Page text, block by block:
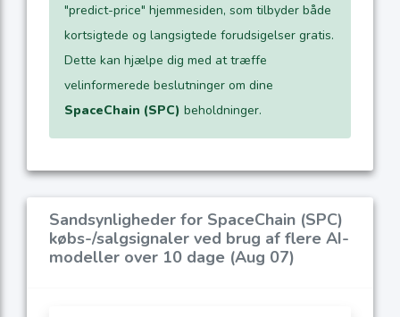
"predict-price" hjemmesiden, som tilbyder både
kortsigtede og langsigtede forudsigelser gratis.
Dette kan hjælpe dig med at træffe
velinformerede beslutninger om dine
SpaceChain (SPC) beholdninger.
Sandsynligheder for SpaceChain (SPC)
købs-/salgsignaler ved brug af flere AI-
modeller over 10 dage (Aug 07)